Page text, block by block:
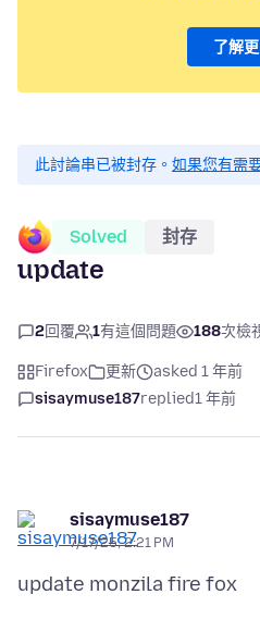
了解
此討論串已被封存。 如果您有需
Solved 封存
update
2回覆 1有這個問題 188次檢
Firefox 更新
asked 1 年前
sisaymuse187replied1 年前
sisaymuse187
7/17/25, 2:21 PM